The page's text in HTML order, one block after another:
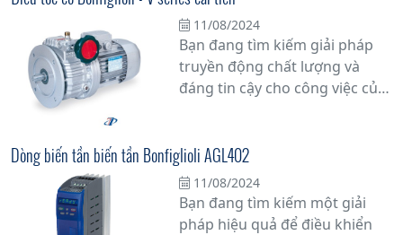
thông tin cần biết về biến tần
để bạn có cái nhìn tổng quan
và chi tiết nhất.
11/08/2024
Bạn đang tìm kiếm giải pháp
truyền động chất lượng và
đáng tin cậy cho công việc của
một sự cải tiến đột phá trong
ngành công nghiệp truyền
động cơ khí.
Dòng biến tần biến tần Bonfiglioli AGL402
11/08/2024
Bạn đang tìm kiếm một giải
pháp hiệu quả để điều khiển